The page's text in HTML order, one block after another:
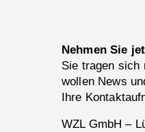
Nehmen Sie
Sie tragen sich
wollen News
Ihre
WZL GmbH –